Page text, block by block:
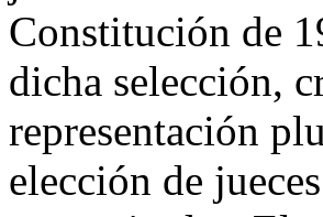
Constitución de
dicha selección,
representación
elección de